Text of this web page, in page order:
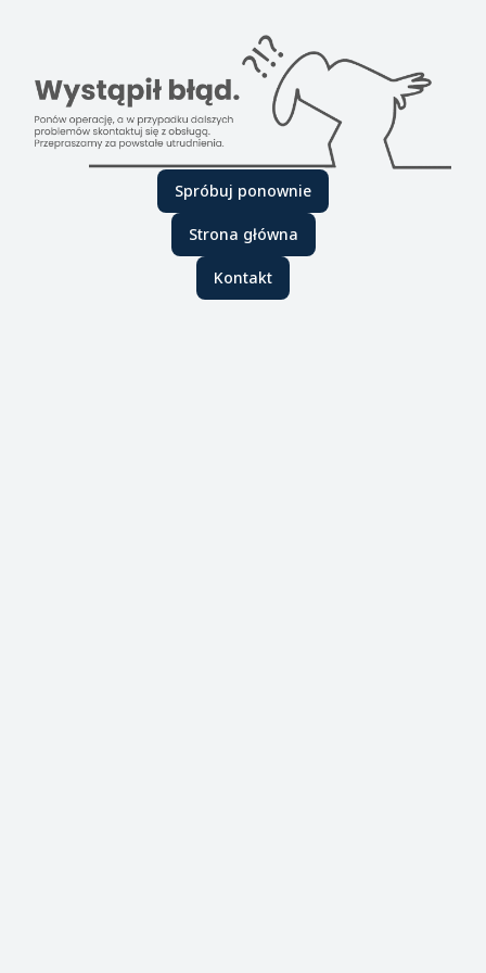
Spróbuj ponownie
Strona główna
Kontakt